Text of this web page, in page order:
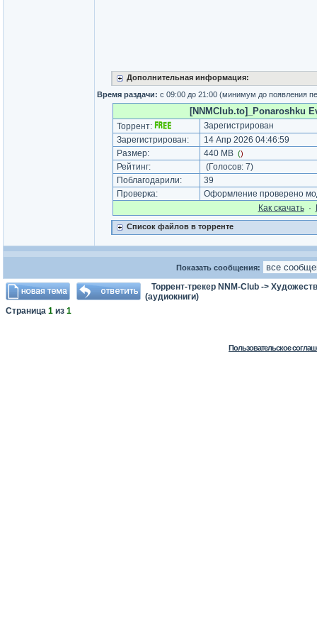
Дополнительная информация:
Время раздачи: с 09:00 до 21:00 (минимум до появления
[NNMClub.to]_Ponaroshku
Торрент:
Зарегистрирован
Зарегистрирован:
14 Апр 2026 04:46:59
Размер:
440 MB ()
Рейтинг: (Голосов: 7)
Поблагодарили:
39
Проверка:
Оформление проверено
Как cкачать·
Список файлов в торренте
Показать сообщения:
Торрент-трекер NNM-Club ->
(аудиокниги)
Страница 1 из 1
Пользовательское